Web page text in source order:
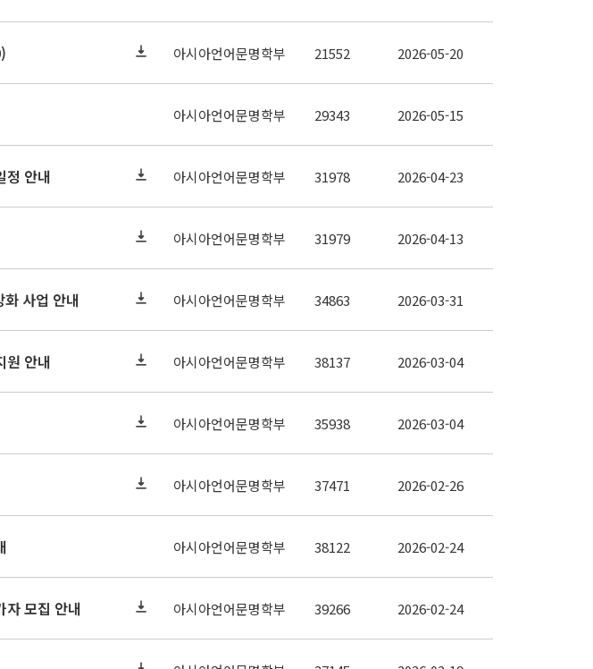
아시아언어문명학부 21552 2026-05-20
아시아언어문명학부 29343 2026-05-15
정 안내 아시아언어문명학부 31978 2026-04-23
아시아언어문명학부 31979 2026-04-13
사업 안내 아시아언어문명학부 34863 2026-03-31
원 안내 아시아언어문명학부 38137 2026-03-04
아시아언어문명학부 35938 2026-03-04
아시아언어문명학부 37471 2026-02-26
아시아언어문명학부 38122 2026-02-24
모집 안내 아시아언어문명학부 39266 2026-02-24